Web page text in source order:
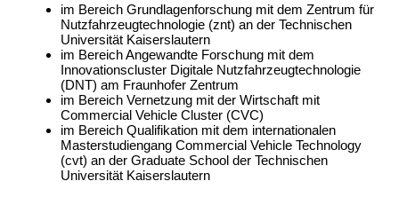
im Bereich Grundlagenforschung mit dem Zentrum für
Nutzfahrzeugtechnologie (znt) an der Technischen
Universität Kaiserslautern
im Bereich Angewandte Forschung mit dem
Innovationscluster Digitale Nutzfahrzeugtechnologie
(DNT) am Fraunhofer Zentrum
im Bereich Vernetzung mit der Wirtschaft mit
Commercial Vehicle Cluster (CVC)
im Bereich Qualifikation mit dem internationalen
Masterstudiengang Commercial Vehicle Technology
(cvt) an der Graduate School der Technischen
Universität Kaiserslautern